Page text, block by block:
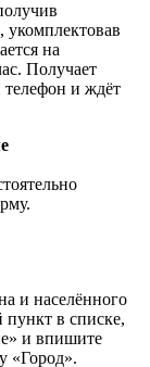
укомплектовав
на
Получает
и ждёт
и населённого
в списке,
и впишите
«Город».